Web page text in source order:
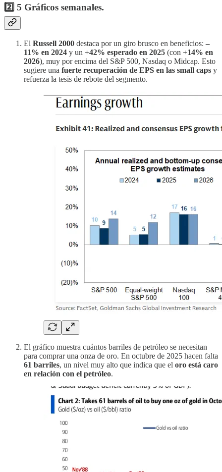
2️⃣ 5 Gráficos semanales.
El Russell 2000 destaca por un giro brusco en beneficios: –
11% en 2024 y un +42% esperado en 2025 (con +14% en
2026), muy por encima del S&P 500, Nasdaq o Midcap. Esto
sugiere una fuerte recuperación de EPS en las small caps y
refuerza la tesis de rebote del segmento.
El gráfico muestra cuántos barriles de petróleo se necesitan
para comprar una onza de oro. En octubre de 2025 hacen falta
61 barriles, un nivel muy alto que indica que el oro está caro
en relación con el petróleo.